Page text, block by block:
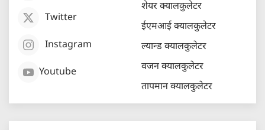
Twitter
Instagram
Youtube
शेयर क्यालकुलेटर
ईएमआई क्यालकुलेटर
ल्यान्ड क्यालकुलेटर
वजन क्यालकुलेटर
तापमान क्यालकुलेटर